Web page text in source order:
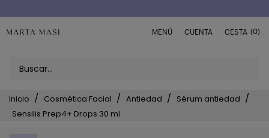
MENÚ CUENTA CESTA (0)
Inicio Cosmética Facial Antiedad
Sérum antiedad
Sensilis Prep4+ Drops 30 ml